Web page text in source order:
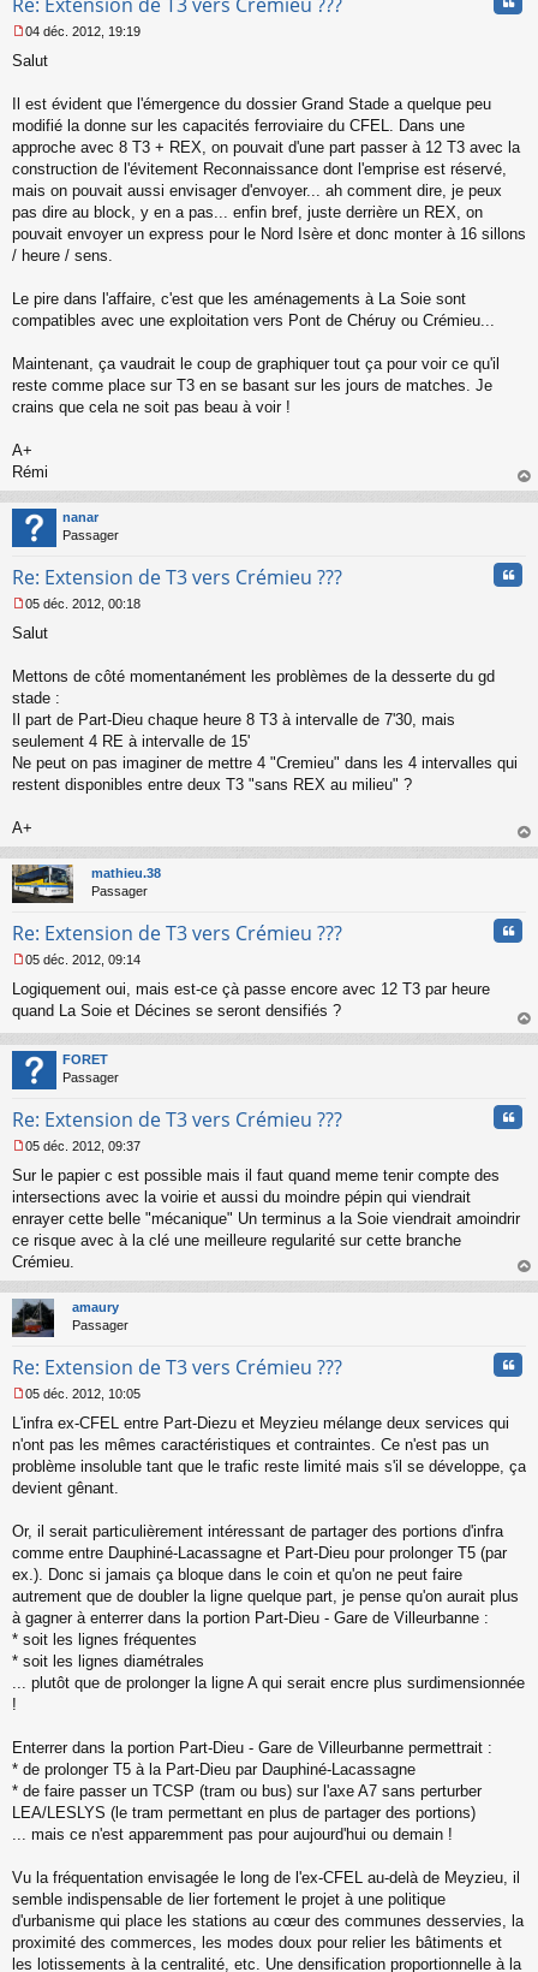
u
e
s
g
e
n
o
n
u
04 déc. 2012, 19:19
Salut
Il est évident que l'émergence du dossier Grand Stade a quelque peu
modifié la donne sur les capacités ferroviaire du CFEL. Dans une
approche avec 8 T3 + REX, on pouvait d'une part passer à 12 T3 avec la
construction de l'évitement Reconnaissance dont l'emprise est réservé,
mais on pouvait aussi envisager d'envoyer... ah comment dire, je peux
pas dire au block, y en a pas... enfin bref, juste derrière un REX, on
pouvait envoyer un express pour le Nord Isère et donc monter à 16 sillons
/ heure / sens.
Le pire dans l'affaire, c'est que les aménagements à La Soie sont
compatibles avec une exploitation vers Pont de Chéruy ou Crémieu...
Maintenant, ça vaudrait le coup de graphiquer tout ça pour voir ce qu'il
reste comme place sur T3 en se basant sur les jours de matches. Je
crains que cela ne soit pas beau à voir !
A+
Rémi
au
nanar
Passager
Re: Extension de T3 vers Crémieu ???
e
s
g
e
n
o
n
05 déc. 2012, 00:18
Salut
Mettons de côté momentanément les problèmes de la desserte du gd
stade :
Il part de Part-Dieu chaque heure 8 T3 à intervalle de 7'30, mais
seulement 4 RE à intervalle de 15'
Ne peut on pas imaginer de mettre 4 "Cremieu" dans les 4 intervalles qui
restent disponibles entre deux T3 "sans REX au milieu" ?
A+
au
mathieu.38
Passager
Re: Extension de T3 vers Crémieu ???
e
s
a
g
e
o
l
u
05 déc. 2012, 09:14
Logiquement oui, mais est-ce çà passe encore avec 12 T3 par heure
quand La Soie et Décines se seront densifiés ?
au
FORET
Passager
Re: Extension de T3 vers Crémieu ???
e
s
s
g
e
n
o
n
l
05 déc. 2012, 09:37
Sur le papier c est possible mais il faut quand meme tenir compte des
intersections avec la voirie et aussi du moindre pépin qui viendrait
enrayer cette belle "mécanique" Un terminus a la Soie viendrait amoindrir
ce risque avec à la clé une meilleure regularité sur cette branche
Crémieu.
au
amaury
Passager
Re: Extension de T3 vers Crémieu ???
e
s
s
g
n
o
n
u
05 déc. 2012, 10:05
L'infra ex-CFEL entre Part-Diezu et Meyzieu mélange deux services qui
n'ont pas les mêmes caractéristiques et contraintes. Ce n'est pas un
problème insoluble tant que le trafic reste limité mais s'il se développe, ça
devient gênant.
Or, il serait particulièrement intéressant de partager des portions d'infra
comme entre Dauphiné-Lacassagne et Part-Dieu pour prolonger T5 (par
ex.). Donc si jamais ça bloque dans le coin et qu'on ne peut faire
autrement que de doubler la ligne quelque part, je pense qu'on aurait plus
à gagner à enterrer dans la portion Part-Dieu - Gare de Villeurbanne :
* soit les lignes fréquentes
* soit les lignes diamétrales
... plutôt que de prolonger la ligne A qui serait encre plus surdimensionnée
!
Enterrer dans la portion Part-Dieu - Gare de Villeurbanne permettrait :
* de prolonger T5 à la Part-Dieu par Dauphiné-Lacassagne
* de faire passer un TCSP (tram ou bus) sur l'axe A7 sans perturber
LEA/LESLYS (le tram permettant en plus de partager des portions)
... mais ce n'est apparemment pas pour aujourd'hui ou demain !
Vu la fréquentation envisagée le long de l'ex-CFEL au-delà de Meyzieu, il
semble indispensable de lier fortement le projet à une politique
d'urbanisme qui place les stations au cœur des communes desservies, la
proximité des commerces, les modes doux pour relier les bâtiments et
les lotissements à la centralité, etc. Une densification proportionnelle à la